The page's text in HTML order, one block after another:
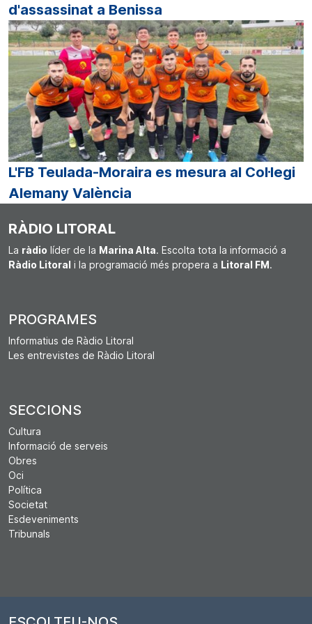
d'assassinat a Benissa
L'FB Teulada-Moraira es mesura al Col·legi
Alemany València
RÀDIO LITORAL
La ràdio líder de la Marina Alta. Escolta tota la informació a
Ràdio Litoral i la programació més propera a Litoral FM.
PROGRAMES
Informatius de Ràdio Litoral
Les entrevistes de Ràdio Litoral
SECCIONS
Cultura
Informació de serveis
Obres
Oci
Política
Societat
Esdeveniments
Tribunals